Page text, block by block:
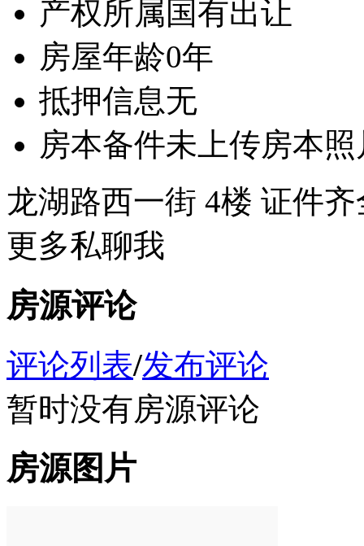
产权所属国有出让
房屋年龄0年
抵押信息无
房本备件未上传房本照
龙湖路西一街 4楼 证件
更多私聊我
房源评论
评论列表/发布评论
暂时没有房源评论
房源图片